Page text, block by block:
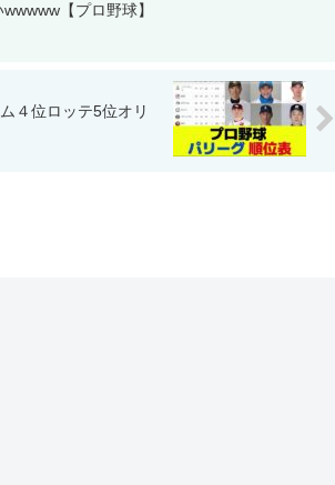
【プロ野球】
４位ロッテ5位オリ